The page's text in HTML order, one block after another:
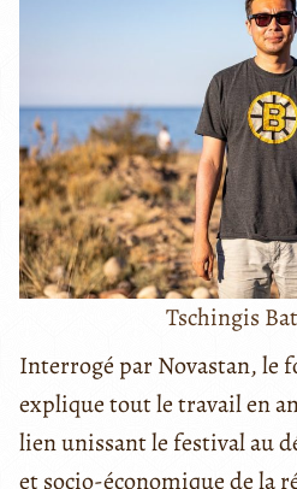
Tschingis
Interrogé par Novastan, le
explique tout le travail en
lien unissant le festival au
et socio-économique de la